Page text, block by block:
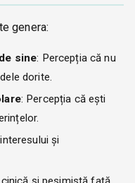
genera:
sine: Percepția că nu
dorite.
: Percepția că ești
și